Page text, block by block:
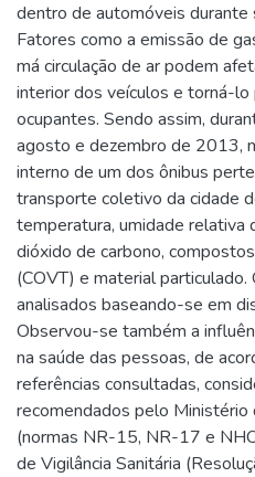
dentro de automóveis durante
Fatores como a emissão de
má circulação de ar podem
interior dos veículos e torná-lo
ocupantes. Sendo assim,
agosto e dezembro de 2013,
interno de um dos ônibus
transporte coletivo da cidade
temperatura, umidade relativa
dióxido de carbono,
(COVT) e material
analisados baseando-se em
Observou-se também a
na saúde das pessoas, de
referências consultadas,
recomendados pelo Ministério
(normas NR-15, NR-17 e
de Vigilância Sanitária